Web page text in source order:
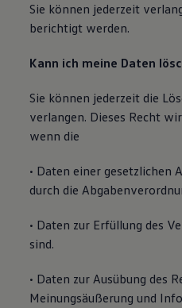
Sie können jederzeit
berichtigt werden.
Kann ich meine Daten
Sie können jederzeit die
verlangen. Dieses Recht
wenn die
• Daten einer gesetzlichen
durch die
• Daten zur Erfüllung des
sind.
• Daten zur Ausübung des
Meinungsäußerung und